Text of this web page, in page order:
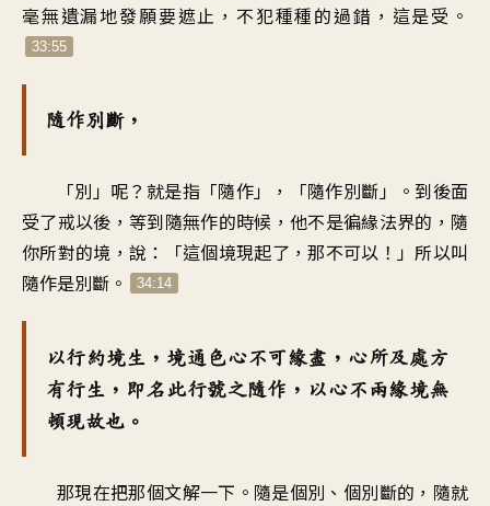
毫無遺漏地發願要遮止，不犯種種的過錯，這是受。
33:55
隨作別斷，
「別」呢？就是指「隨作」，「隨作別斷」。到後面
受了戒以後，等到隨無作的時候，他不是徧緣法界的，隨
你所對的境，說：「這個境現起了，那不可以！」所以叫
隨作是別斷。
34:14
以行約境生，境通色心不可緣盡，心所及處方
有行生，即名此行號之隨作，以心不兩緣境無
頓現故也。
那現在把那個文解一下。隨是個別、個別斷的，隨就